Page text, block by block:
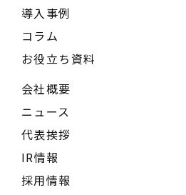
導入事例
コラム
お役立ち資料
会社概要
ニュース
代表挨拶
IR情報
採用情報